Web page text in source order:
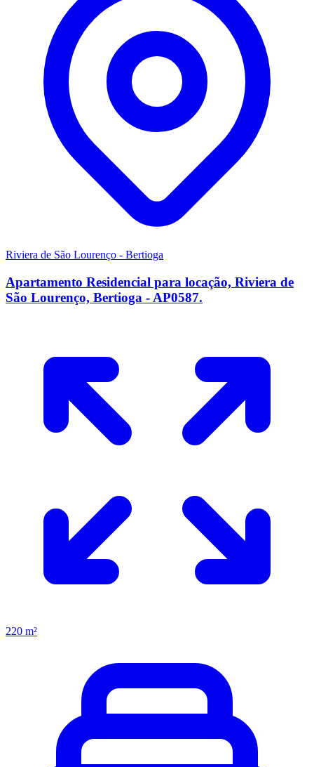
Riviera de São Lourenço - Bertioga
Apartamento Residencial para locação, Riviera de
São Lourenço, Bertioga - AP0587.
220 m²